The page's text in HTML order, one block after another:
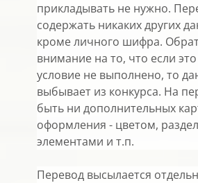
прикладывать не нужно.
содержать никаких других
кроме личного шифра.
внимание на то, что если
условие не выполнено, то
выбывает из конкурса. На
быть ни дополнительных
оформления - цветом,
элементами и т.п.
Перевод высылается